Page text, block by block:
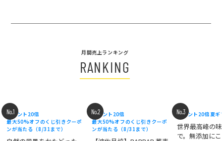
月間売上ランキング
RANKING
No.1
ポイント20倍
最大50%オフのくじ引きクーポ
ンが当たる（8/31まで）
No.2
ポイント20倍
最大50%オフのくじ引きクーポ
ンが当たる（8/31まで）
No.3
ポイント20倍 夏
世界最高峰の
で。無添加に